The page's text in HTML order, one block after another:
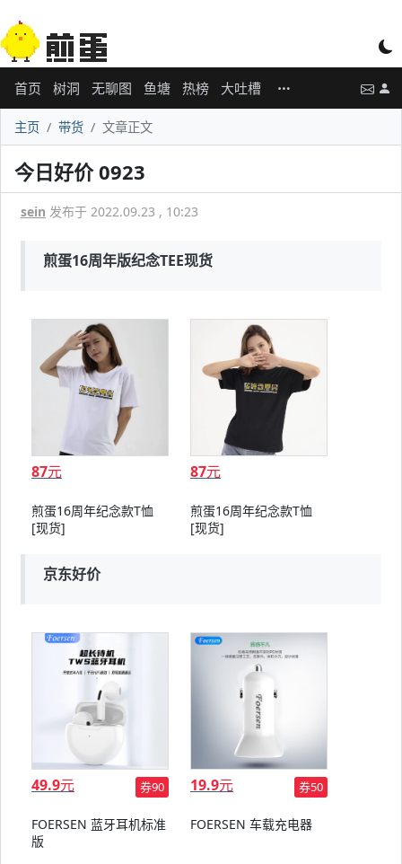
首页 树洞 无聊图 鱼塘 热榜 大吐槽
主页 带货 文章正文
今日好价 0923
sein 发布于 2022.09.23 , 10:23
煎蛋16周年版纪念TEE现货
87元
煎蛋16周年纪念款T恤
[现货]
87元
煎蛋16周年纪念款T恤
[现货]
京东好价
49.9元 券90
FOERSEN 蓝牙耳机标准
版
19.9元 券50
FOERSEN 车载充电器